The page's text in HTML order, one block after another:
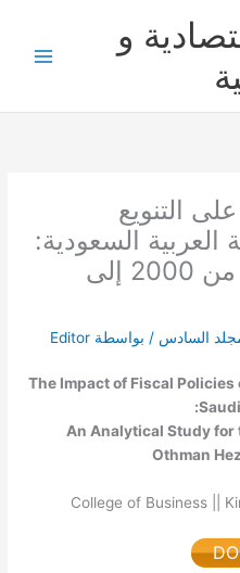
و
التنويع
العربية السعودية:
دراسة تحليلية للفترة من 2000 إلى
السادس / بواسطة Editor
The Impact of Fiscal
An Analytical Study for
Othman
College of Business ||